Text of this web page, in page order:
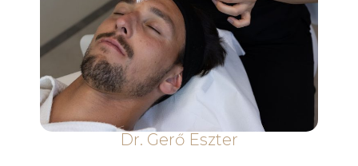
Dr. Gerő Eszter